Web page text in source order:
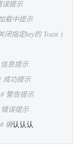
误提示
载中提示
闭指定key的 Toast 或者清
息提示
成功提示
# 警告提示
错误提示
# 确认认认